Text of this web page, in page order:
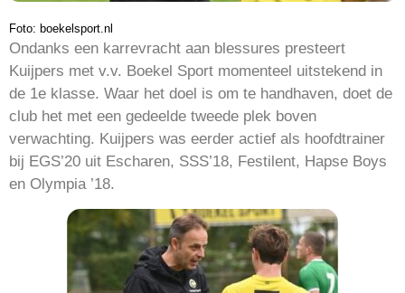
Foto: boekelsport.nl
Ondanks een karrevracht aan blessures presteert
Kuijpers met v.v. Boekel Sport momenteel uitstekend in
de 1e klasse. Waar het doel is om te handhaven, doet de
club het met een gedeelde tweede plek boven
verwachting. Kuijpers was eerder actief als hoofdtrainer
bij EGS’20 uit Escharen, SSS’18, Festilent, Hapse Boys
en Olympia ’18.